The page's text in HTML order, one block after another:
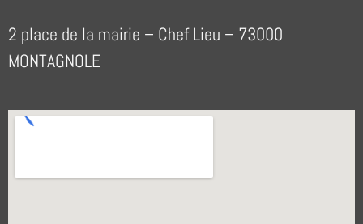
2 place de la mairie – Chef Lieu – 73000
MONTAGNOLE